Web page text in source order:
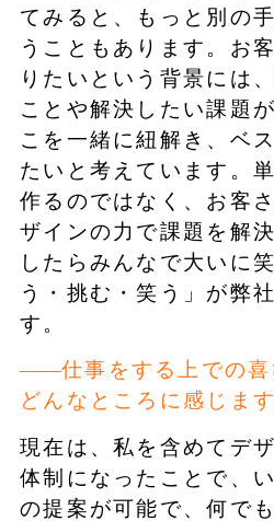
てみると、もっと別の
うこともあります。お
りたいという背景には
ことや解決したい課題
こを一緒に紐解き、ベ
たいと考えています。
作るのではなく、お客
ザインの力で課題を解
したらみんなで大いに
う・挑む・笑う」が弊
す。
仕事をする上での喜
どんなところに感じま
現在は、私を含めてデ
体制になったことで、
の提案が可能で、何で